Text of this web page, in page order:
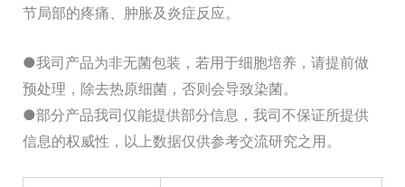
节局部的疼痛、肿胀及炎症反应。
●我司产品为非无菌包装，若用于细胞培养，请提前做
预处理，除去热原细菌，否则会导致染菌。
●部分产品我司仅能提供部分信息，我司不保证所提供
信息的权威性，以上数据仅供参考交流研究之用。